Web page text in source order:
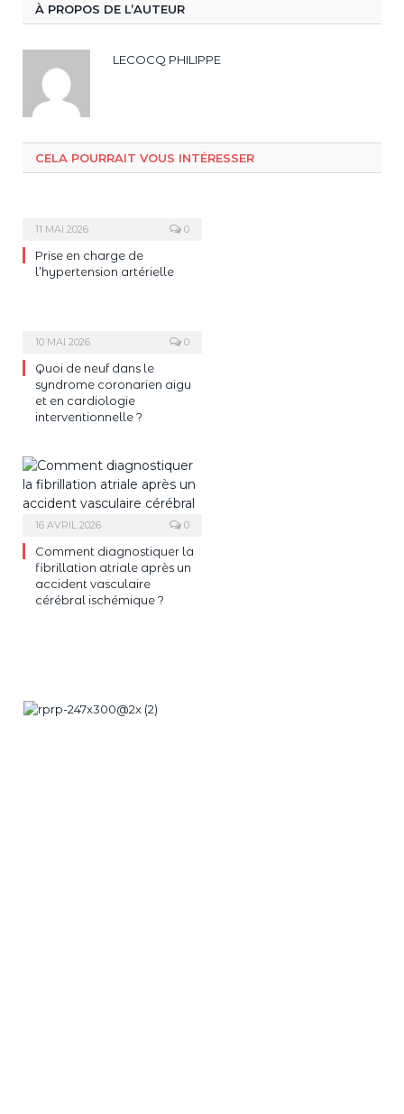
À PROPOS DE L’AUTEUR
LECOCQ PHILIPPE
CELA POURRAIT VOUS INTÉRESSER
11 MAI 2026 0
Prise en charge de
l’hypertension artérielle
10 MAI 2026 0
Quoi de neuf dans le
syndrome coronarien aigu
et en cardiologie
interventionnelle ?
16 AVRIL 2026 0
Comment diagnostiquer la
fibrillation atriale après un
accident vasculaire
cérébral ischémique ?